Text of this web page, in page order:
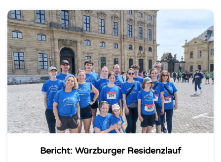
Bericht: Würzburger Residenzlauf